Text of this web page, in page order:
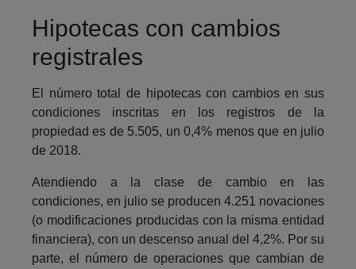
Hipotecas con cambios
registrales
El número total de hipotecas con cambios en sus
condiciones inscritas en los registros de la
propiedad es de 5.505, un 0,4% menos que en julio
de 2018.
Atendiendo a la clase de cambio en las
condiciones, en julio se producen 4.251 novaciones
(o modificaciones producidas con la misma entidad
financiera), con un descenso anual del 4,2%. Por su
parte, el número de operaciones que cambian de